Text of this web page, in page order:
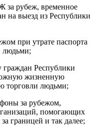
за рубеж, временное
на выезд из Республики
при утрате паспорта
людьми;
граждан Республики
жизненную
торговли людьми;
за рубежом,
помогающих
границей и так далее;